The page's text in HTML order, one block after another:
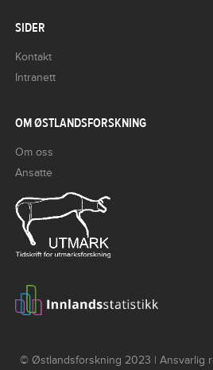
SIDER
Kontakt
Intranett
OM ØSTLANDSFORSKNING
Om oss
Ansatte
© Østlandsforskning 2023 | Ansvarlig